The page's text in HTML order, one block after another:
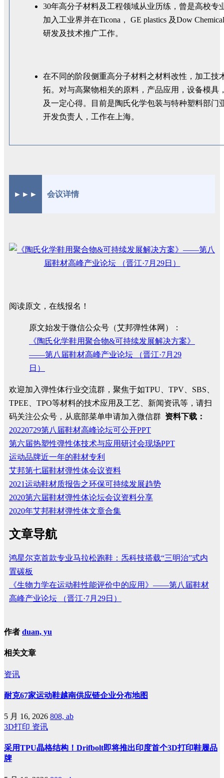
30年高分子材料及工程领域从业历练，曾是高校专
加入工业界并在Ticona， GE plastics 及Dow
研发及技术推广工作。
在不同的阶段侧重高分子材料之材料改性，加工技
拓。对与高聚物相关的原料，产品应用，设备模具
及一定心得。目前是陶氏化学包装与特种塑料部门
开发负责人，工作在上海。
►►► 会议详情
阅读原文，在线报名！
原文始发于微信公众号（艾邦弹性体网）：
《陶氏化学鞋用聚合物&可持续发展解决方案》
——第八届鞋材高峰产业论坛 （晋江·7月29
日）
欢迎加入弹性体行业交流群，聚焦于如TPU、TPV、SBS、
TPEE、TPO等材料的技术应用及工艺、新闻资讯等，请扫
码关注公众号，从底部菜单申请加入微信群 资料下载：
20220729第八届鞋材高峰论坛可公开PPT
第六届热塑性弹性体技术与应用研讨会现场PPT
运动品牌近一年的鞋材专利
艾邦第七届鞋材弹性体会议资料
2021运动鞋材质报告之环保可持续发展趋势
2020第六届鞋材弹性体论坛会议资料分享
2020年艾邦鞋材弹性体文章合集
文章导航
鸿星尔克首款专业马拉松跑鞋：炁科技搭载“三明治”式内
置碳板
《生物力学在运动鞋性能评价中的应用》——第八届鞋材
高峰产业论坛 （晋江·7月29日）
作者 duan, yu
相关文章
资讯
耐克67家运动鞋越南供应链企业分布地图
5 月 16, 2026 808, ab
3D打印 资讯
采用TPU晶格结构！Drifbolt即将推出印度首个3D打印鞋履品
牌